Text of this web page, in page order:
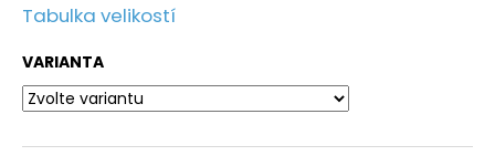
Tabulka velikostí
VARIANTA
D
o
p